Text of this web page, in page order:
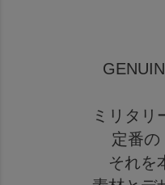
ミリタリ
定番の
それを